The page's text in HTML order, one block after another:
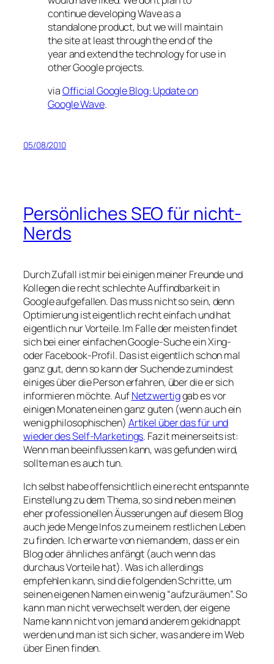
continue developing Wave as a
standalone product, but we will maintain
the site at least through the end of the
year and extend the technology for use in
other Google projects.
viaOfficial Google Blog: Update on
Google Wave.
05/08/2010
Persönliches SEO für nicht-
Nerds
Durch Zufall ist mir bei einigen meiner Freunde und
Kollegen die recht schlechte Auffindbarkeit in
Google aufgefallen. Das muss nicht so sein, denn
Optimierung ist eigentlich recht einfach und hat
eigentlich nur Vorteile. Im Falle der meisten findet
sich bei einer einfachen Google-Suche ein Xing-
oder Facebook-Profil. Das ist eigentlich schon mal
ganz gut, denn so kann der Suchende zumindest
einiges über die Person erfahren, über die er sich
informieren möchte. AufNetzwertiggab es vor
einigen Monaten einen ganz guten (wenn auch ein
wenig philosophischen) Artikel über das für und
wieder des Self-Marketings. Fazit meinerseits ist:
Wenn man beeinflussen kann, was gefunden wird,
sollte man es auch tun.
Ich selbst habe offensichtlich eine recht entspannte
Einstellung zu dem Thema, so sind neben meinen
eher professionellen Äusserungen auf diesem Blog
auch jede Menge Infos zu meinem restlichen Leben
zu finden. Ich erwarte von niemandem, dass er ein
Blog oder ähnliches anfängt (auch wenn das
durchaus Vorteile hat). Was ich allerdings
empfehlen kann, sind die folgenden Schritte, um
seinen eigenen Namen ein wenig “aufzuräumen”. So
kann man nicht verwechselt werden, der eigene
Name kann nicht von jemand anderem gekidnappt
werden und man ist sich sicher, was andere im Web
über Einen finden.